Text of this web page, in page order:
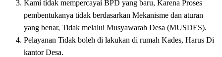
Kami tidak mempercayai BPD yang baru, Karena Proses
pembentukanya tidak berdasarkan Mekanisme dan aturan
yang benar, Tidak melalui Musyawarah Desa (MUSDES).
Pelayanan Tidak boleh di lakukan di rumah Kades, Harus Di
kantor Desa.